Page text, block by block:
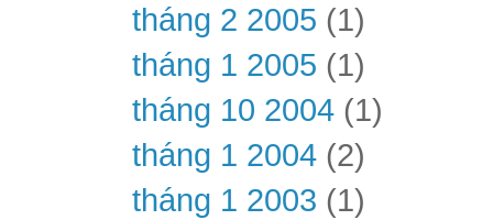
tháng 2 2005 (1)
tháng 1 2005 (1)
tháng 10 2004 (1)
tháng 1 2004 (2)
tháng 1 2003 (1)